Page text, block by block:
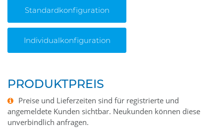
Standardkonfiguration
Individualkonfiguration
PRODUKTPREIS
Preise und Lieferzeiten sind für registrierte und
angemeldete Kunden sichtbar. Neukunden können diese
unverbindlich anfragen.